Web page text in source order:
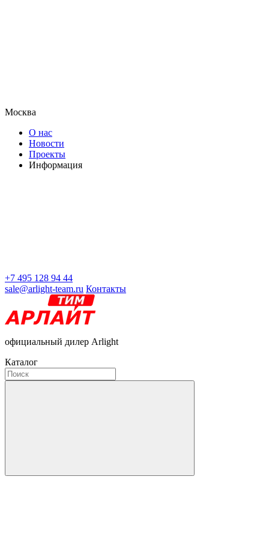
Москва
О нас
Новости
Проекты
Информация
+7 495 128 94 44
sale@arlight-team.ru Контакты
официальный дилер Arlight
Каталог